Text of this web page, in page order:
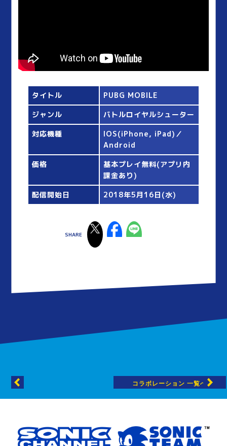
タイトル
PUBG MOBILE
ジャンル
バトルロイヤルシューター
対応機種
IOS(iPhone, iPad)／
Android
価格
基本プレイ無料(アプリ内
課金あり)
配信開始日
2018年5月16日(水)
コラボレーション 一覧へ